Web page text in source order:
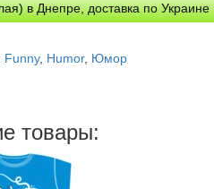
в Днепре, доставка по Украине
Funny, Humor, Юмор
товары: